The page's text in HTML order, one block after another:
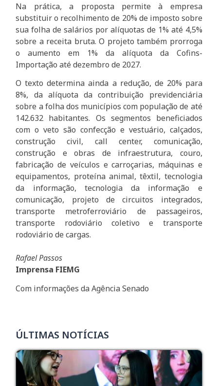
Na prática, a proposta permite à empresa
substituir o recolhimento de 20% de imposto sobre
sua folha de salários por alíquotas de 1% até 4,5%
sobre a receita bruta. O projeto também prorroga
o aumento em 1% da alíquota da Cofins-
Importação até dezembro de 2027.
O texto determina ainda a redução, de 20% para
8%, da alíquota da contribuição previdenciária
sobre a folha dos municípios com população de até
142.632 habitantes. Os segmentos beneficiados
com o veto são confecção e vestuário, calçados,
construção civil, call center, comunicação,
construção e obras de infraestrutura, couro,
fabricação de veículos e carroçarias, máquinas e
equipamentos, proteína animal, têxtil, tecnologia
da informação, tecnologia da informação e
comunicação, projeto de circuitos integrados,
transporte metroferroviário de passageiros,
transporte rodoviário coletivo e transporte
rodoviário de cargas.
Rafael Passos
Imprensa FIEMG
Com informações da Agência Senado
ÚLTIMAS NOTÍCIAS